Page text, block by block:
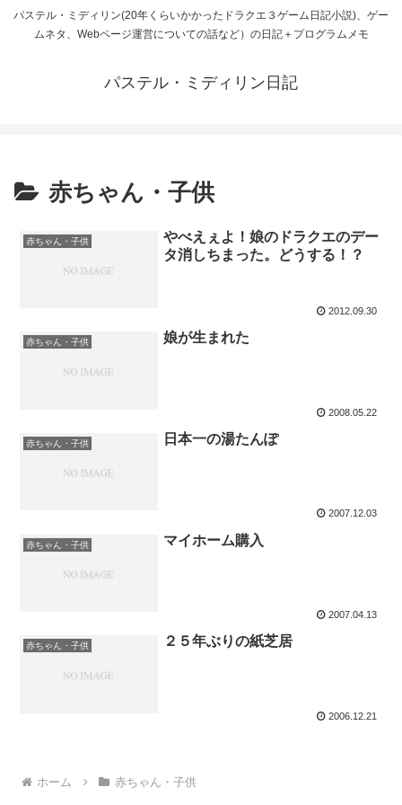
パステル・ミディリン(20年くらいかかったドラクエ３ゲーム日記小説)、ゲー
ムネタ、Webページ運営についての話など）の日記＋プログラムメモ
パステル・ミディリン日記
赤ちゃん・子供
赤ちゃん・子供
やべえぇよ！娘のドラクエのデー
タ消しちまった。どうする！？
2012.09.30
赤ちゃん・子供 娘が生まれた
2008.05.22
赤ちゃん・子供 日本一の湯たんぽ
2007.12.03
赤ちゃん・子供 マイホーム購入
2007.04.13
赤ちゃん・子供 ２５年ぶりの紙芝居
2006.12.21
ホーム 赤ちゃん・子供